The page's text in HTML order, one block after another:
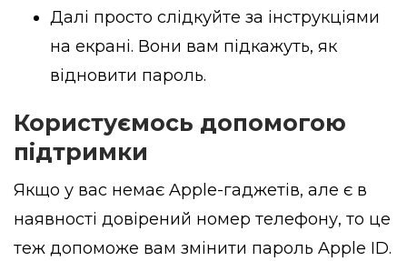
Далі просто слідкуйте за інструкціями
на екрані. Вони вам підкажуть, як
відновити пароль.
Користуємось допомогою
підтримки
Якщо у вас немає Apple-гаджетів, але є в
наявності довірений номер телефону, то це
теж допоможе вам змінити пароль Apple ID.